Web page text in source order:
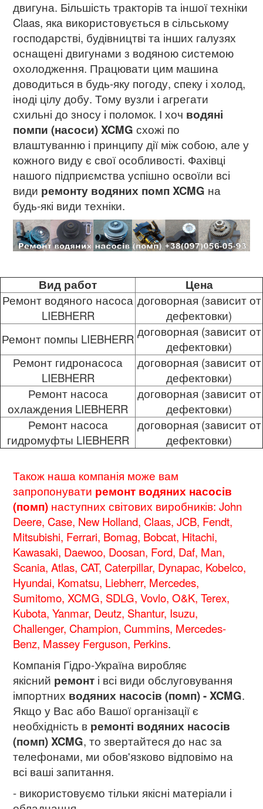
двигуна. Більшість тракторів та іншої техніки
Claas, яка використовується в сільському
господарстві, будівництві та інших галузях
оснащені двигунами з водяною системою
охолодження. Працювати цим машина
доводиться в будь-яку погоду, спеку і холод,
іноді цілу добу. Тому вузли і агрегати
схильні до зносу і поломок. І хоч водяні
помпи (насоси) XCMG схожі по
влаштуванню і принципу дії між собою, але у
кожного виду є свої особливості. Фахівці
нашого підприємства успішно освоїли всі
види ремонту водяних помп XCMG на
будь-які види техніки.
Вид работ Цена
Ремонт водяного насоса
LIEBHERR
договорная (зависит от
дефектовки)
Ремонт помпы LIEBHERR договорная (зависит от
дефектовки)
Ремонт гидронасоса
LIEBHERR
договорная (зависит от
дефектовки)
Ремонт насоса
охлаждения LIEBHERR
договорная (зависит от
дефектовки)
Ремонт насоса
гидромуфты LIEBHERR
договорная (зависит от
дефектовки)
Також наша компанія може вам
запропонувати ремонт водяних насосів
(помп) наступних світових виробників: John
Deere, Case, New Holland, Claas, JCB, Fendt,
Mitsubishi, Ferrari, Bomag, Bobcat, Hitachi,
Kawasaki, Daewoo, Doosan, Ford, Daf, Man,
Scania, Atlas, CAT, Caterpillar, Dynapac, Kobelco,
Hyundai, Komatsu, Liebherr, Mercedes,
Sumitomo, XCMG, SDLG, Vovlo, O&K, Terex,
Kubota, Yanmar, Deutz, Shantur, Isuzu,
Challenger, Champion, Cummins, Mercedes-
Benz, Massey Ferguson, Perkins.
Компанія Гідро-Україна виробляє
якісний ремонт і всі види обслуговування
імпортних водяних насосів (помп) - XCMG.
Якщо у Вас або Вашої організації є
необхідність в ремонті водяних насосів
(помп) XCMG, то звертайтеся до нас за
телефонами, ми обов'язково відповімо на
всі ваші запитання.
- використовуємо тільки якісні матеріали і